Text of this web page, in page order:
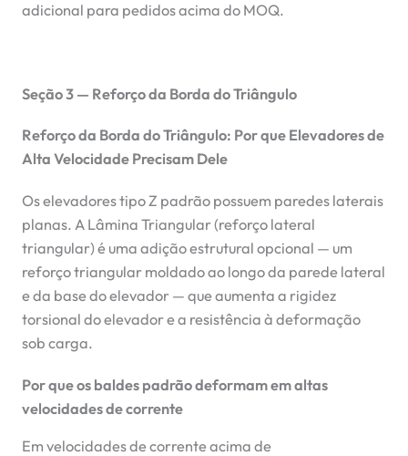
adicional para pedidos acima do MOQ.
Seção 3 — Reforço da Borda do Triângulo
Reforço da Borda do Triângulo: Por que Elevadores de
Alta Velocidade Precisam Dele
Os elevadores tipo Z padrão possuem paredes laterais
planas. A Lâmina Triangular (reforço lateral
triangular) é uma adição estrutural opcional — um
reforço triangular moldado ao longo da parede lateral
e da base do elevador — que aumenta a rigidez
torsional do elevador e a resistência à deformação
sob carga.
Por que os baldes padrão deformam em altas
velocidades de corrente
Em velocidades de corrente acima de